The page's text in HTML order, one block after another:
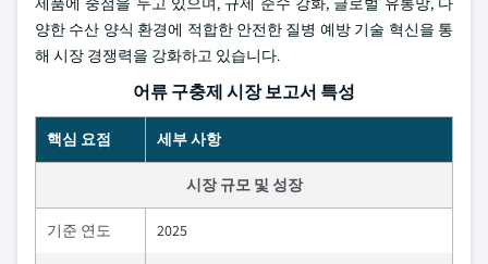
양한 수산 양식 환경에 적합한 안전한 질병 예방 기술 혁신을 통
해 시장 경쟁력을 강화하고 있습니다.
어류 구충제 시장 보고서 특성
핵심 요점 세부 사항
시장 규모 및 성장
기준 연도 2025